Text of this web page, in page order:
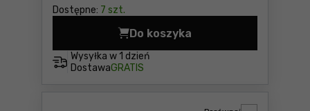
Dostępne: 7 szt.
Wysyłka w 1 dzień
DostawaGRATIS
Do koszyka
Klucze dynamometryczne